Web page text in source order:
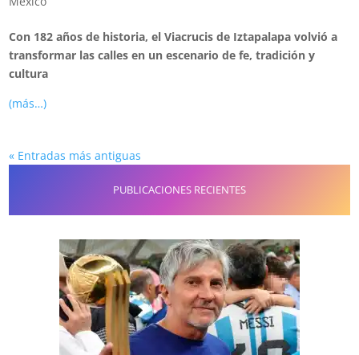
Con 182 años de historia, elViacrucis de Iztapalapa volvió a
transformar las calles en un escenario de fe, tradición y
cultura
(más…)
« Entradas más antiguas
PUBLICACIONES RECIENTES